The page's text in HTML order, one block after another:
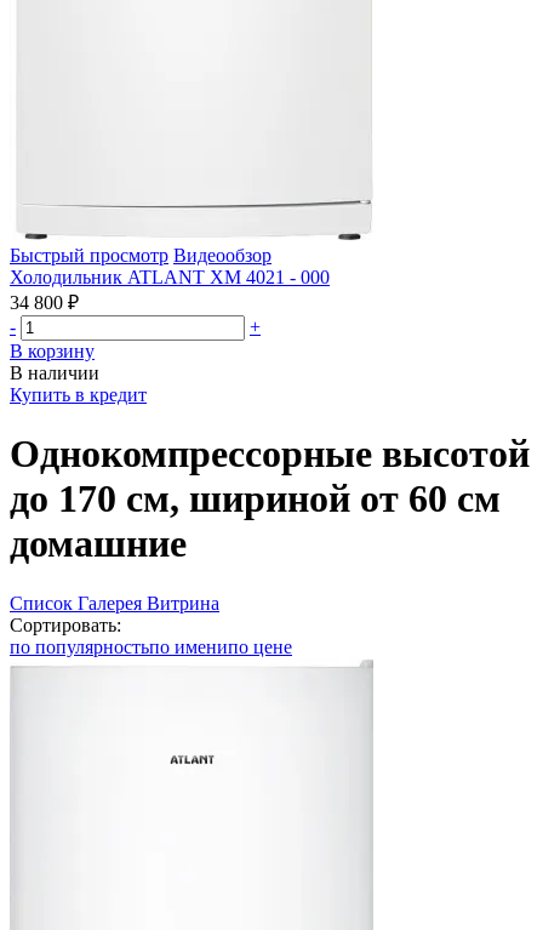
Быстрый просмотр Видеообзор
Холодильник ATLANT ХМ 4021 - 000
34 800 ₽
-
+
В корзину
В наличии
Купить в кредит
Однокомпрессорные высотой
до 170 см, шириной от 60 см
домашние
Список Галерея Витрина
Сортировать:
по популярностьпо именипо цене